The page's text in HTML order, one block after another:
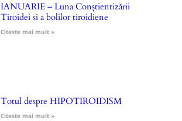
IANUARIE – Luna Conștientizării
Tiroidei si a bolilor tiroidiene
Citeste mai mult »
Totul despre HIPOTIROIDISM
Citeste mai mult »